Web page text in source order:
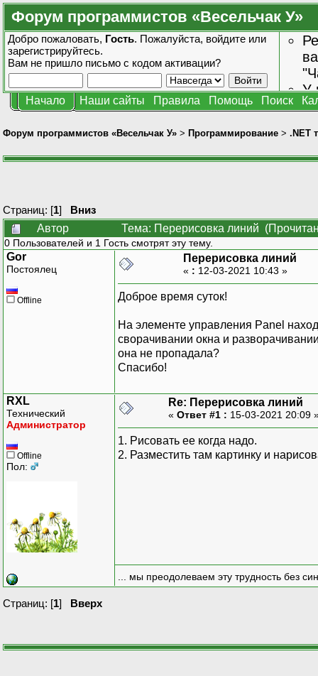
Форум программистов «Весельчак У»
Добро пожаловать, Гость. Пожалуйста, войдите или
зарегистрируйтесь.
Вам не пришло письмо с кодом активации?
У
Начало Наши сайты Правила Помощь Поиск
Форум программистов «Весельчак У» > Программирование > .NET
Страниц: [1] Вниз
Автор
Тема: Перерисовка линий
0 Пользователей и 1 Гость смотрят эту тему.
Gor
Постоялец
Offline
Перерисовка линий
« : 12-03-2021 10:43 »
Доброе время суток!
На элементе управления Panel
сворачивании окна и
она не пропадала?
Спасибо!
RXL
Технический
Администратор
Offline
Пол:
Re: Перерисовка линий
« Ответ #1 : 15-03-2021 20:09
1. Рисовать ее когда надо.
2. Разместить там картинку и
... мы преодолеваем эту трудность без
Страниц: [1] Вверх